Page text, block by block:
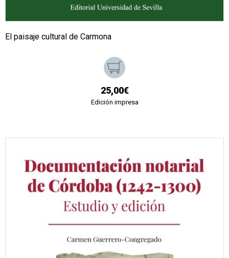
El paisaje cultural de Carmona
25,00€
Edición impresa